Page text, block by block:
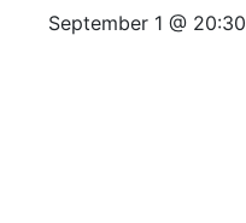
September 1 @ 20:30